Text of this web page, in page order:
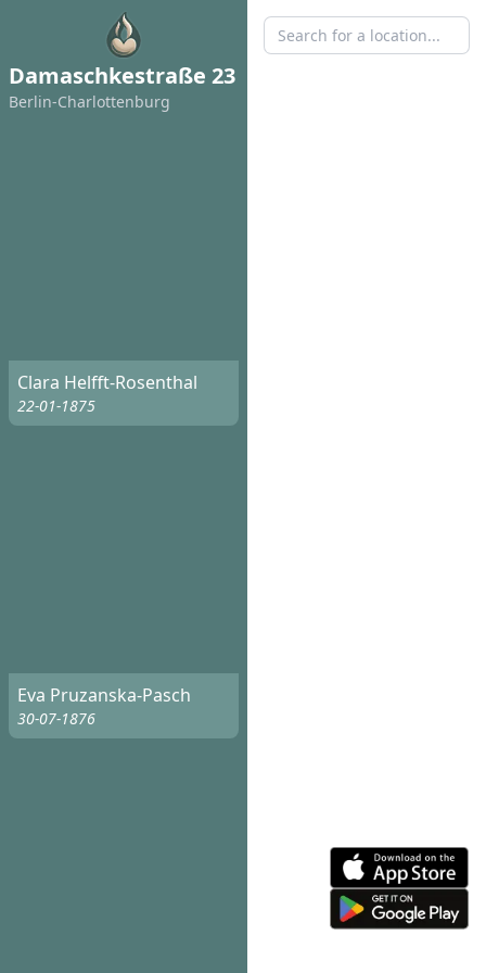
Damaschkestraße 23
Berlin-Charlottenburg
Clara Helfft-Rosenthal
22-01-1875
Eva Pruzanska-Pasch
30-07-1876